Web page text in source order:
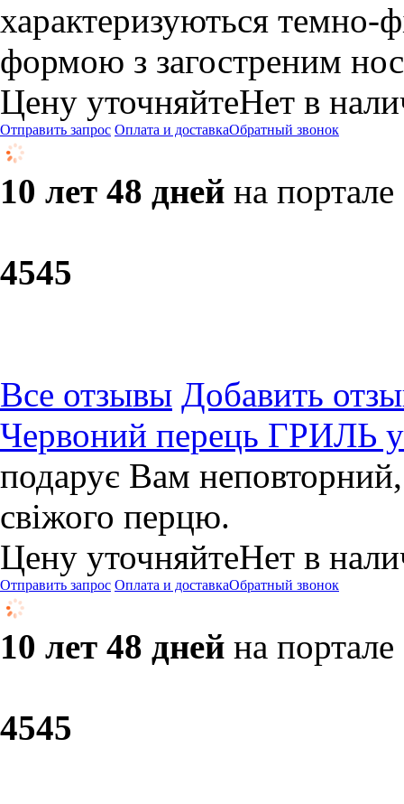
характеризуються темно-
формою з загостреним
Цену уточняйтеНет в
Отправить запрос Оплата и доставкаОбратный звонок
10 лет 48 дней на портале
4545
Все отзывы Добавить
Червоний перець ГРИЛЬ
подарує Вам
свіжого перцю.
Цену уточняйтеНет в
Отправить запрос Оплата и доставкаОбратный звонок
10 лет 48 дней на портале
4545